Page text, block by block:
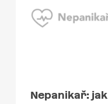
Nepanikař: jak